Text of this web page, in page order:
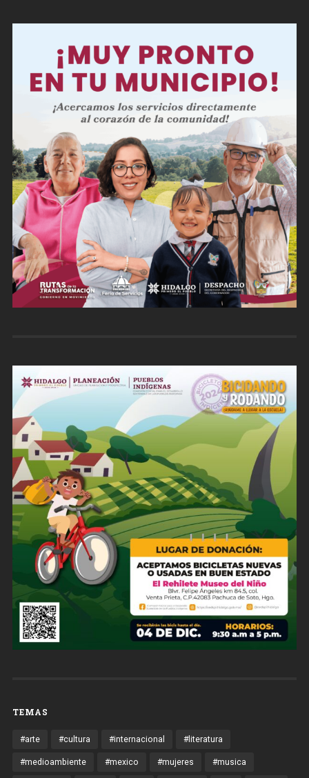
TEMAS
#arte #cultura #internacional #literatura
#medioambiente #mexico #mujeres #musica